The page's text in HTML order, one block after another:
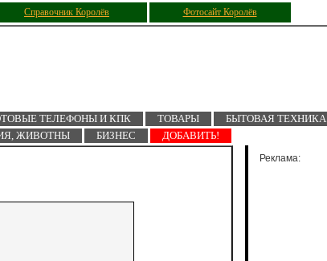
Справочник Королёв Фотосайт Королёв
ТЕЛЕФОНЫ И КПК ТОВАРЫ БЫТОВАЯ ТЕХНИКА
ЖИВОТНЫ БИЗНЕС ДОБАВИТЬ!
Реклама: